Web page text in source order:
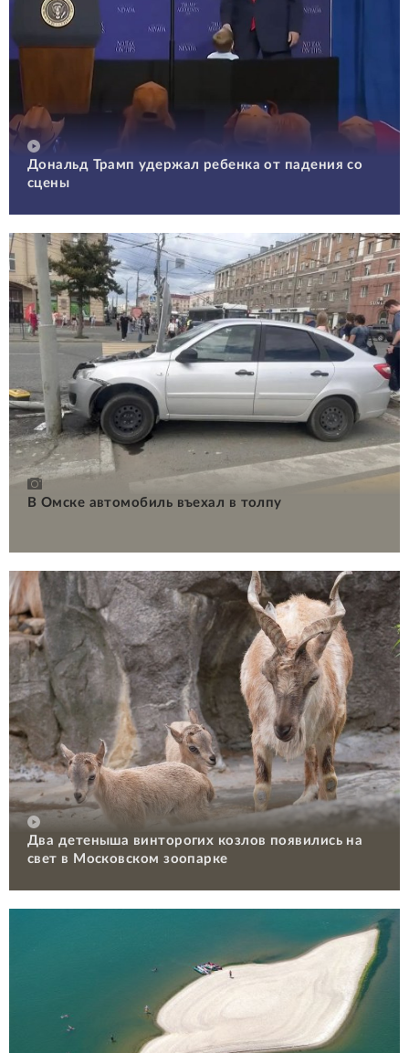
Дональд Трамп удержал ребенка от падения со
сцены
В Омске автомобиль въехал в толпу
Два детеныша винторогих козлов появились на
свет в Московском зоопарке